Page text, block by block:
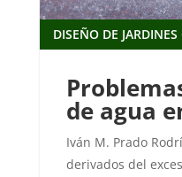
de agua
DISEÑO DE
Iván M. Prado
derivados del